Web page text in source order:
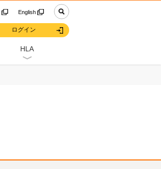
English
ログイン
HLA